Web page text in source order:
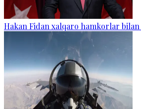
Hakan Fidan xalqaro hamkorlar